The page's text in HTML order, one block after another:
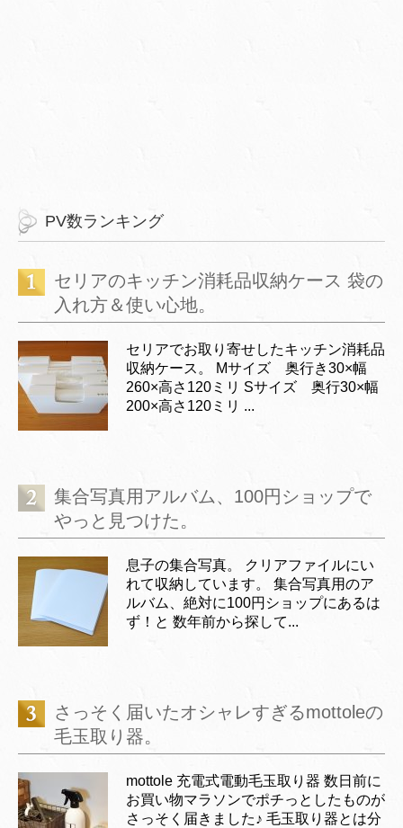
PV数ランキング
セリアのキッチン消耗品収納ケース 袋の
入れ方＆使い心地。
セリアでお取り寄せしたキッチン消耗品
収納ケース。 Mサイズ 奥行き30×幅
260×高さ120ミリ Sサイズ 奥行30×幅
200×高さ120ミリ ...
集合写真用アルバム、100円ショップで
やっと見つけた。
息子の集合写真。 クリアファイルにい
れて収納しています。 集合写真用のア
ルバム、絶対に100円ショップにあるは
ず！と 数年前から探して...
さっそく届いたオシャレすぎるmottoleの
毛玉取り器。
mottole 充電式電動毛玉取り器 数日前に
お買い物マラソンでポチっとしたものが
さっそく届きました♪ 毛玉取り器とは分